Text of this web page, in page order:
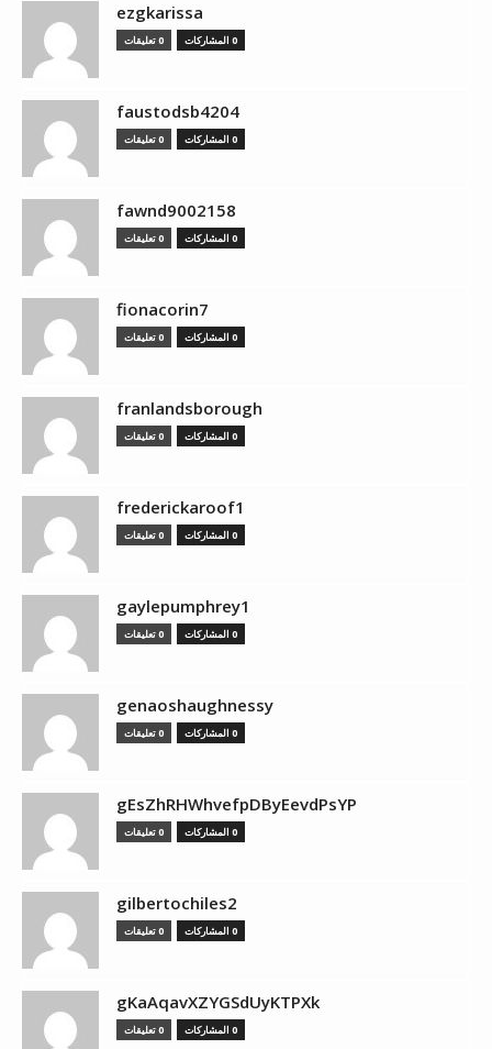
ezgkarissa
0 المشاركات 0 تعليقات
faustodsb4204
0 المشاركات 0 تعليقات
fawnd9002158
0 المشاركات 0 تعليقات
fionacorin7
0 المشاركات 0 تعليقات
franlandsborough
0 المشاركات 0 تعليقات
frederickaroof1
0 المشاركات 0 تعليقات
gaylepumphrey1
0 المشاركات 0 تعليقات
genaoshaughnessy
0 المشاركات 0 تعليقات
gEsZhRHWhvefpDByEevdPsYP
0 المشاركات 0 تعليقات
gilbertochiles2
0 المشاركات 0 تعليقات
gKaAqavXZYGSdUyKTPXk
0 المشاركات 0 تعليقات